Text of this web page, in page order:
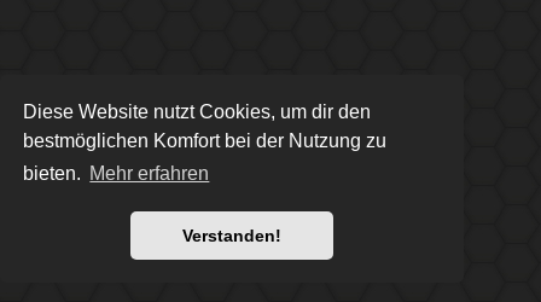
Diese Website nutzt Cookies, um dir den
bestmöglichen Komfort bei der Nutzung zu
bieten. Mehr erfahren
Verstanden!